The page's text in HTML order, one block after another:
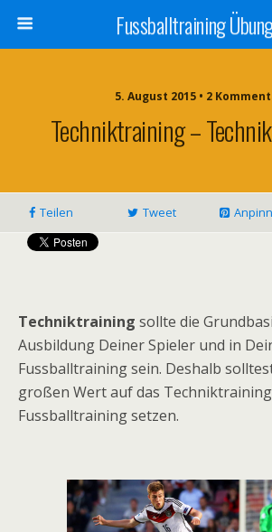
Fussballtraining
5. August 2015 • 2
Techniktraining –
Teilen Tweet
Techniktraining sollte die
Ausbildung Deiner Spieler und in
Fussballtraining sein. Deshalb
großen Wert auf das
Fussballtraining setzen.